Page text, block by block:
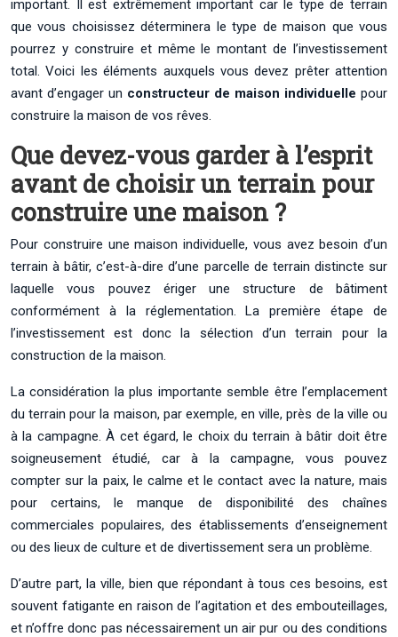
important. Il est extrêmement important car le type de terrain
que vous choisissez déterminera le type de maison que vous
pourrez y construire et même le montant de l’investissement
total. Voici les éléments auxquels vous devez prêter attention
avant d’engager un constructeur de maison individuelle pour
construire la maison de vos rêves.
Que devez-vous garder à l’esprit
avant de choisir un terrain pour
construire une maison ?
Pour construire une maison individuelle, vous avez besoin d’un
terrain à bâtir, c’est-à-dire d’une parcelle de terrain distincte sur
laquelle vous pouvez ériger une structure de bâtiment
conformément à la réglementation. La première étape de
l’investissement est donc la sélection d’un terrain pour la
construction de la maison.
La considération la plus importante semble être l’emplacement
du terrain pour la maison, par exemple, en ville, près de la ville ou
à la campagne. À cet égard, le choix du terrain à bâtir doit être
soigneusement étudié, car à la campagne, vous pouvez
compter sur la paix, le calme et le contact avec la nature, mais
pour certains, le manque de disponibilité des chaînes
commerciales populaires, des établissements d’enseignement
ou des lieux de culture et de divertissement sera un problème.
D’autre part, la ville, bien que répondant à tous ces besoins, est
souvent fatigante en raison de l’agitation et des embouteillages,
et n’offre donc pas nécessairement un air pur ou des conditions